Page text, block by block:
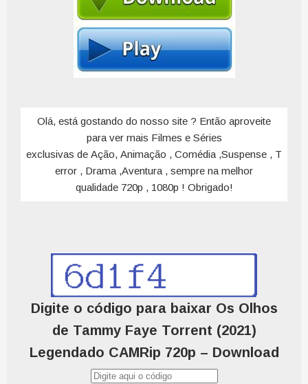
Olá, está gostando do nosso site ? Então aproveite
para ver mais Filmes e Séries
exclusivas de Ação, Animação , Comédia ,Suspense , T
error , Drama ,Aventura , sempre na melhor
qualidade 720p , 1080p ! Obrigado!
Digite o código para baixar Os Olhos
de Tammy Faye Torrent (2021)
Legendado CAMRip 720p – Download